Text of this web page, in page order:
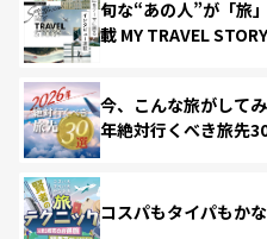
旬な“あの人”が「旅
載 MY TRAVEL STORY
今、こんな旅がして
年絶対行くべき旅先
コスパもタイパもか